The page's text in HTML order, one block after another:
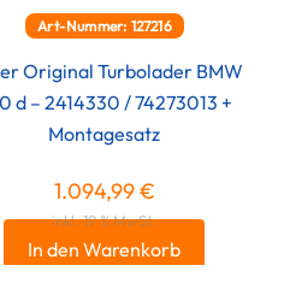
Art-Nummer: 127216
Original Turbolader BMW
d – 2414330 / 74273013 +
Montagesatz
1.094,99€
inkl. 19 % MwSt.
In den Warenkorb